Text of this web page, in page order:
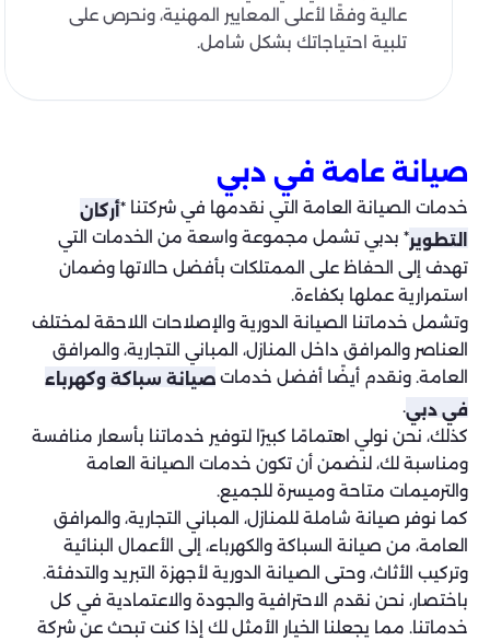
عالية وفقًا لأعلى المعايير المهنية، ونحرص على
تلبية احتياجاتك بشكل شامل.
صيانة عامة في دبي
خدمات الصيانة العامة التي نقدمها في شركتنا *أركان
التطوير* بدبي تشمل مجموعة واسعة من الخدمات التي
تهدف إلى الحفاظ على الممتلكات بأفضل حالاتها وضمان
استمرارية عملها بكفاءة.
وتشمل خدماتنا الصيانة الدورية والإصلاحات اللاحقة لمختلف
العناصر والمرافق داخل المنازل، المباني التجارية، والمرافق
العامة. ونقدم أيضًا أفضل خدمات صيانة سباكة وكهرباء
في دبي.
كذلك، نحن نولي اهتمامًا كبيرًا لتوفير خدماتنا بأسعار منافسة
ومناسبة لك، لنضمن أن تكون خدمات الصيانة العامة
والترميمات متاحة وميسرة للجميع.
كما نوفر صيانة شاملة للمنازل، المباني التجارية، والمرافق
العامة، من صيانة السباكة والكهرباء، إلى الأعمال البنائية
وتركيب الأثاث، وحتى الصيانة الدورية لأجهزة التبريد والتدفئة.
باختصار، نحن نقدم الاحترافية والجودة والاعتمادية في كل
خدماتنا. مما يجعلنا الخيار الأمثل لك إذا كنت تبحث عن شركة